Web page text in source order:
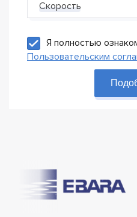
Скорость
Я полностью
Пользовательским